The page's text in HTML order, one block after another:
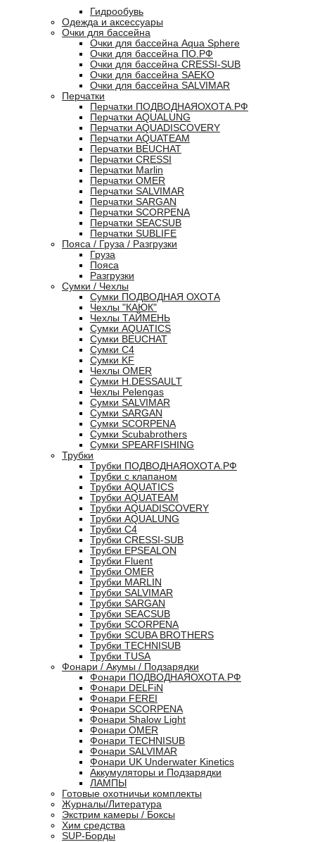
Гидрообувь
Одежда и аксессуары
Очки для бассейна
Очки для бассейна Aqua Sphere
Очки для бассейна ПО.РФ
Очки для бассейна CRESSI-SUB
Очки для бассейна SAEKO
Очки для бассейна SALVIMAR
Перчатки
Перчатки ПОДВОДНАЯОХОТА.РФ
Перчатки AQUALUNG
Перчатки AQUADISCOVERY
Перчатки AQUATEAM
Перчатки BEUCHAT
Перчатки CRESSI
Перчатки Marlin
Перчатки OMER
Перчатки SALVIMAR
Перчатки SARGAN
Перчатки SCORPENA
Перчатки SEACSUB
Перчатки SUBLIFE
Пояса / Груза / Разгрузки
Груза
Пояса
Разгрузки
Сумки / Чехлы
Сумки ПОДВОДНАЯ ОХОТА
Чехлы "КАЮК"
Чехлы ТАЙМЕНЬ
Сумки AQUATICS
Сумки BEUCHAT
Сумки С4
Сумки KF
Чехлы OMER
Сумки H.DESSAULT
Чехлы Pelengas
Сумки SALVIMAR
Сумки SARGAN
Сумки SCORPENA
Сумки Scubabrothers
Сумки SPEARFISHING
Трубки
Трубки ПОДВОДНАЯОХОТА.РФ
Трубки с клапаном
Трубки AQUATICS
Трубки AQUATEAM
Трубки AQUADISCOVERY
Трубки AQUALUNG
Трубки C4
Трубки CRESSI-SUB
Трубки EPSEALON
Трубки Fluent
Трубки OMER
Трубки MARLIN
Трубки SALVIMAR
Трубки SARGAN
Трубки SEACSUB
Трубки SCORPENA
Трубки SCUBA BROTHERS
Трубки TECHNISUB
Трубки TUSA
Фонари / Акумы / Подзарядки
Фонари ПОДВОДНАЯОХОТА.РФ
Фонари DELFiN
Фонари FEREI
Фонари SCORPENA
Фонари Shalow Light
Фонари OMER
Фонари TECHNISUB
Фонари SALVIMAR
Фонари UK Underwater Kinetics
Аккумуляторы и Подзарядки
ЛАМПЫ
Готовые охотничьи комплекты
Журналы/Литература
Экстрим камеры / Боксы
Хим средства
SUP-Борды